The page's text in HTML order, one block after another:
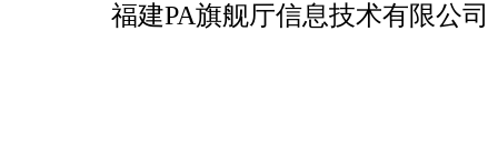
福建PA旗舰厅信息技术有限公司